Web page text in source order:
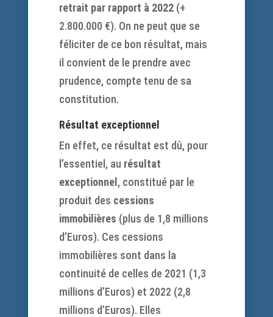
retrait par rapport à 2022 (+
2.800.000 €). On ne peut que se
féliciter de ce bon résultat, mais
il convient de le prendre avec
prudence, compte tenu de sa
constitution.
Résultat exceptionnel
En effet, ce résultat est dû, pour
l’essentiel, au résultat
exceptionnel, constitué par le
produit des cessions
immobilières (plus de 1,8 millions
d’Euros). Ces cessions
immobilières sont dans la
continuité de celles de 2021 (1,3
millions d’Euros) et 2022 (2,8
millions d’Euros). Elles